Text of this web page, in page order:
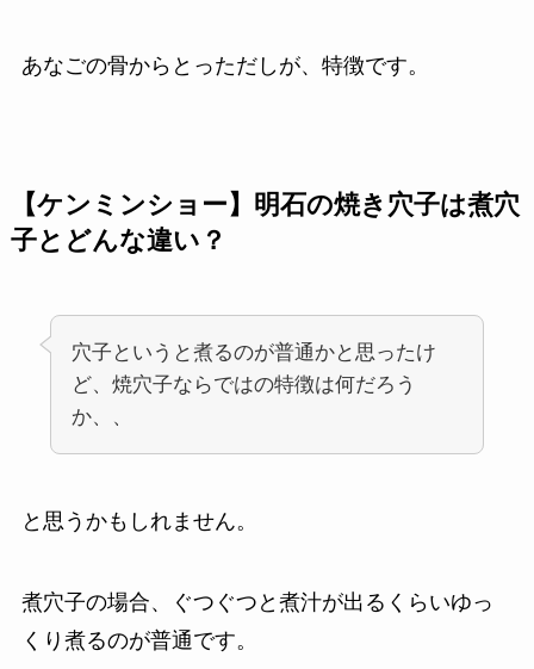
あなごの骨からとっただしが、特徴です。
【ケンミンショー】明石の焼き穴子は煮穴
子とどんな違い？
穴子というと煮るのが普通かと思ったけ
ど、焼穴子ならではの特徴は何だろう
か、、
と思うかもしれません。
煮穴子の場合、ぐつぐつと煮汁が出るくらいゆっ
くり煮るのが普通です。